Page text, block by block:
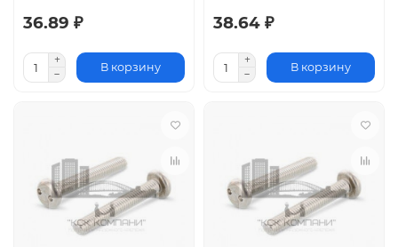
36.89 ₽
В корзину
38.64 ₽
В корзину